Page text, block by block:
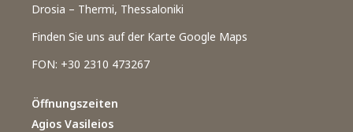
Drosia – Thermi, Thessaloniki
Finden Sie uns auf der Karte Google Maps
FON: +30 2310 473267
Öffnungszeiten
Agios Vasileios